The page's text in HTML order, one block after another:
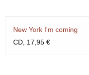
New York I'm coming
CD, 17,95 €